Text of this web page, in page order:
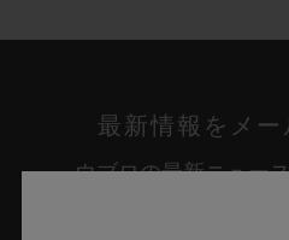
最新情報をメー
ウブロの最新ニュー